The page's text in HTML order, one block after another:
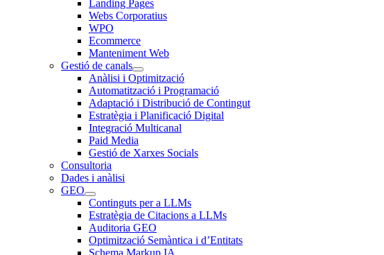
Landing Pages
Webs Corporatius
WPO
Ecommerce
Manteniment Web
Gestió de canals
Anàlisi i Optimització
Automatització i Programació
Adaptació i Distribució de Contingut
Estratègia i Planificació Digital
Integració Multicanal
Paid Media
Gestió de Xarxes Socials
Consultoria
Dades i anàlisi
GEO
Continguts per a LLMs
Estratègia de Citacions a LLMs
Auditoria GEO
Optimització Semàntica i d’Entitats
Schema Markup IA